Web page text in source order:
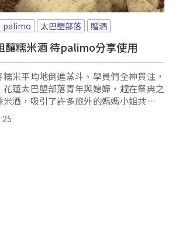
palimo 太巴塱部落 贈酒
釀糯米酒 待palimo分享使用
米平均地倒進蒸斗、學員們全神貫注，
蓮太巴塱部落青年與媳婦，趕在祭典之
酒，吸引了許多旅外的媽媽小姐共襄盛